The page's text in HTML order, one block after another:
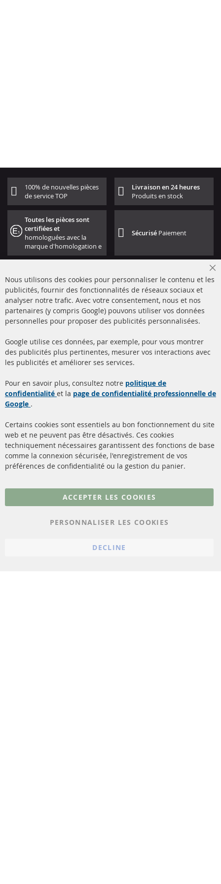
100% de nouvelles pièces
de service TOP
Livraison en 24 heures
Produits en stock
Toutes les pièces sont
certifiées et
homologuées avec la
marque d'homologation e
Sécurisé Paiement
+49 (0) 4533 799000
info@contra-automotive.de
facebook
instagram
Filtres à particules diesel
(FPD)
Catalyseur (CAT)
Capteurs
Matériel de montage
à propos de nous
livraison
Contact
Résilier le contrat
Plus de liens
Conditions générales
Nous utilisons des cookies pour personnaliser le contenu et les
publicités, fournir des fonctionnalités de réseaux sociaux et
analyser notre trafic. Avec votre consentement, nous et nos
partenaires (y compris Google) pouvons utiliser vos données
personnelles pour proposer des publicités personnalisées.
Google utilise ces données, par exemple, pour vous montrer
des publicités plus pertinentes, mesurer vos interactions avec
les publicités et améliorer ses services.
Pour en savoir plus, consultez notre politique de
confidentialité et la page de confidentialité professionnelle de
Google .
Certains cookies sont essentiels au bon fonctionnement du site
web et ne peuvent pas être désactivés. Ces cookies
techniquement nécessaires garantissent des fonctions de base
comme la connexion sécurisée, l'enregistrement de vos
préférences de confidentialité ou la gestion du panier.
ACCEPTER LES COOKIES
PERSONNALISER LES COOKIES
DECLINE